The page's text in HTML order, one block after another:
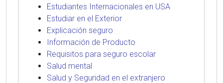
Estudiantes Internacionales en USA
Estudiar en el Exterior
Explicación seguro
Información de Producto
Requisitos para seguro escolar
Salud mental
Salud y Seguridad en el extranjero